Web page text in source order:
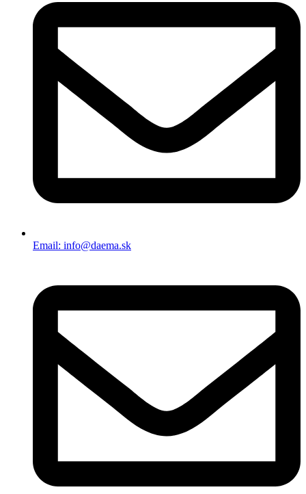
Email: info@daema.sk